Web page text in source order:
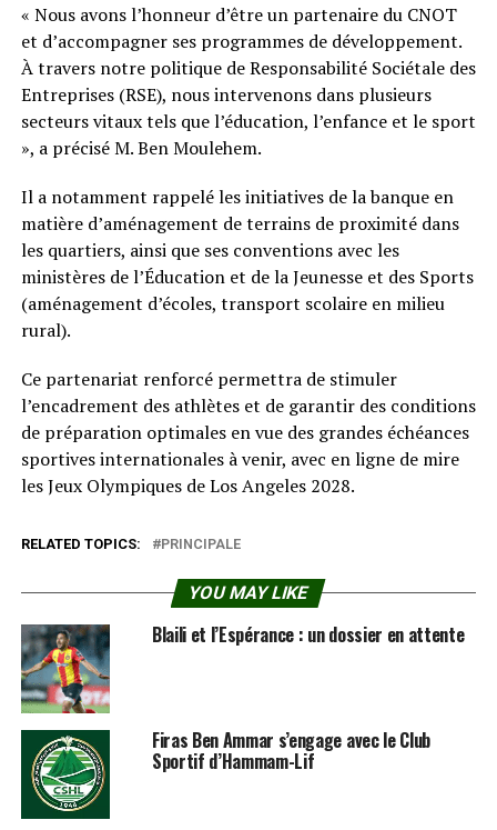
« Nous avons l’honneur d’être un partenaire du CNOT
et d’accompagner ses programmes de développement.
À travers notre politique de Responsabilité Sociétale des
Entreprises (RSE), nous intervenons dans plusieurs
secteurs vitaux tels que l’éducation, l’enfance et le sport
», a précisé M. Ben Moulehem.
Il a notamment rappelé les initiatives de la banque en
matière d’aménagement de terrains de proximité dans
les quartiers, ainsi que ses conventions avec les
ministères de l’Éducation et de la Jeunesse et des Sports
(aménagement d’écoles, transport scolaire en milieu
rural).
Ce partenariat renforcé permettra de stimuler
l’encadrement des athlètes et de garantir des conditions
de préparation optimales en vue des grandes échéances
sportives internationales à venir, avec en ligne de mire
les Jeux Olympiques de Los Angeles 2028.
RELATED TOPICS: PRINCIPALE
YOU MAY LIKE
Blaili et l’Espérance : un dossier en attente
Firas Ben Ammar s’engage avec le Club
Sportif d’Hammam-Lif